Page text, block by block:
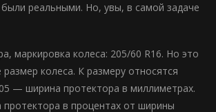
реальными. Но, увы, в самой задаче
маркировка колеса: 205/60 R16. Но это
колеса. К размеру относятся
— ширина протектора в миллиметрах.
в процентах от ширины